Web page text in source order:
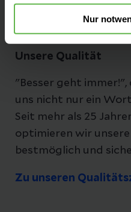
Nur
Unsere Qualität
"Besser geht
uns nicht nur ein
Seit mehr als 25
optimieren wir
bestmöglich und
Zu unseren